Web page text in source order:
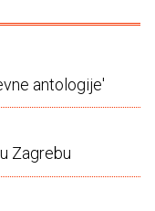
antologije'
Zagrebu